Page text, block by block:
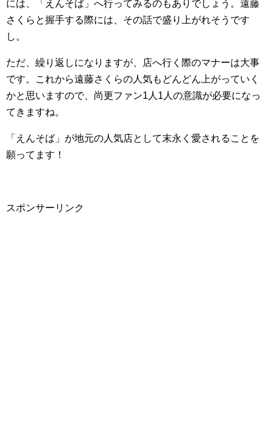
には、「えんそば」へ行ってみるのもありでしょう。遠藤
さくらと握手する際には、その話で盛り上がれそうです
し。
ただ、繰り返しになりますが、店へ行く際のマナーは大事
です。これから遠藤さくらの人気もどんどん上がっていく
かと思いますので、尚更ファン1人1人の意識が必要になっ
てきますね。
「えんそば」が地元の人気店として末永く愛されることを
願ってます！
スポンサーリンク